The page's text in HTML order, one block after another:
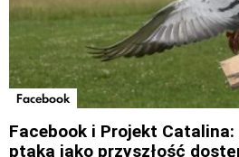
Facebook
Facebook i Projekt
ptaka jako przyszłość